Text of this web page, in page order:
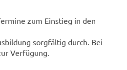
zum Einstieg in den
sorgfältig durch. Bei
Verfügung.